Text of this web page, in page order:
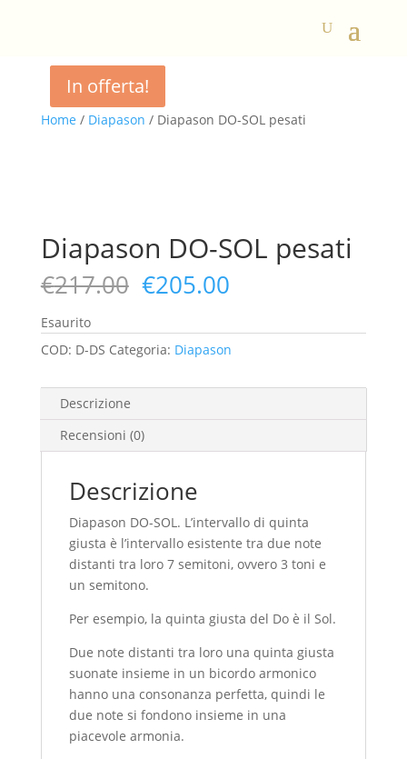
Home / Diapason / Diapason DO-SOL pesati
In offerta!
Diapason DO-SOL pesati
€217.00 Il
prezzo
originale
era:
€217.00.
€205.00Il
attuale
è:
Esaurito
COD: D-DS Categoria: Diapason
Descrizione
Recensioni (0)
Descrizione
Diapason DO-SOL. L’intervallo di quinta
giusta è l’intervallo esistente tra due note
distanti tra loro 7 semitoni, ovvero 3 toni e
un semitono.
Per esempio, la quinta giusta del Do è il Sol.
Due note distanti tra loro una quinta giusta
suonate insieme in un bicordo armonico
hanno una consonanza perfetta, quindi le
due note si fondono insieme in una
piacevole armonia.
In offerta!